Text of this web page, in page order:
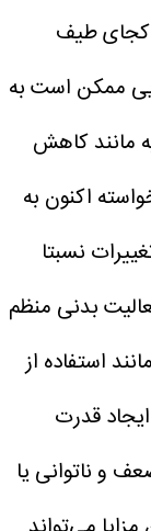
کجای طیف
ممکن است به
مانند کاهش
اکنون به
نسبتا
بدنی منظم
استفاده از
قدرت
و ناتوانی یا